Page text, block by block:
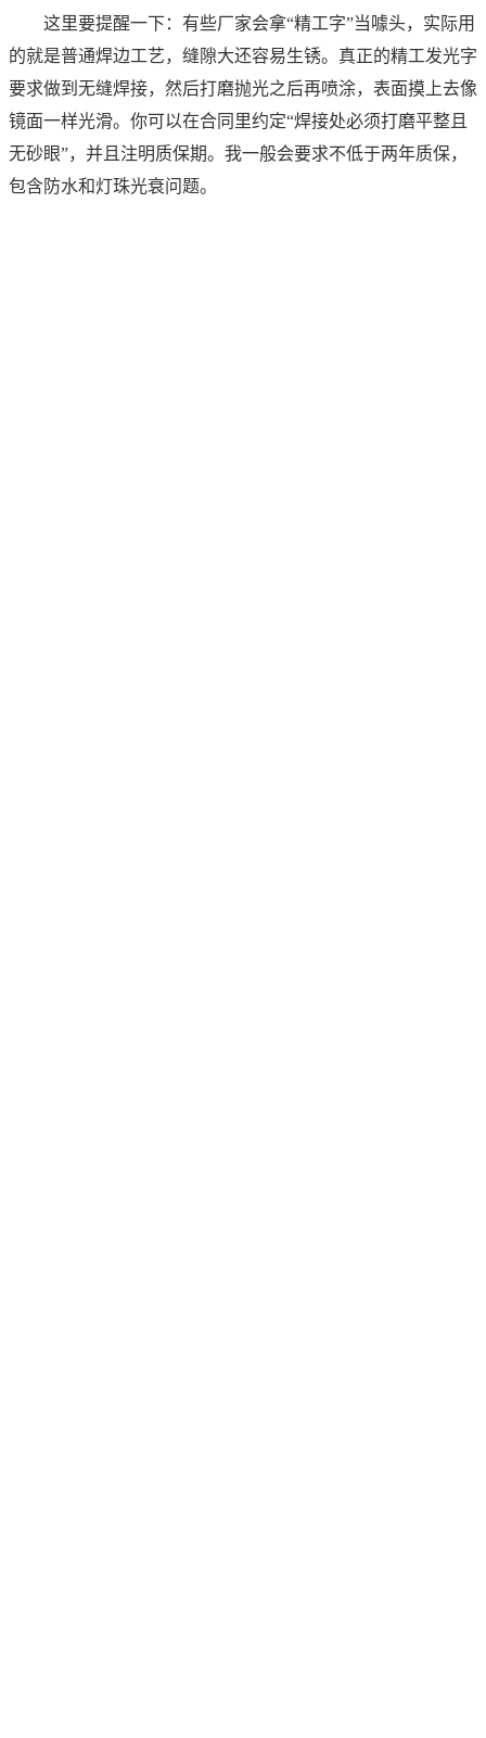
这里要提醒一下：有些厂家会拿“精工字”当噱头，实际用
的就是普通焊边工艺，缝隙大还容易生锈。真正的精工发光字
要求做到无缝焊接，然后打磨抛光之后再喷涂，表面摸上去像
镜面一样光滑。你可以在合同里约定“焊接处必须打磨平整且
无砂眼”，并且注明质保期。我一般会要求不低于两年质保，
包含防水和灯珠光衰问题。